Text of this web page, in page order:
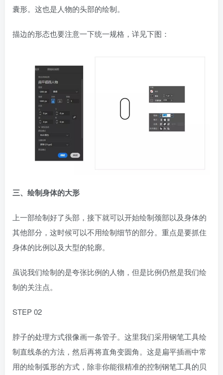
囊形。这也是人物的头部的绘制。
描边的形态也要注意一下统一规格，详见下图：
三、绘制身体的大形
上一部绘制好了头部，接下就可以开始绘制颈部以及身体的
其他部分，这时候可以不用绘制细节的部分。重点是要抓住
身体的比例以及大型的轮廓。
虽说我们绘制的是夸张比例的人物，但是比例仍然是我们绘
制的关注点。
STEP 02
脖子的处理方式很像画一条管子。这里我们采用钢笔工具绘
制直线条的方法，然后再将直角变圆角。这是扁平插画中常
用的绘制弧形的方式，除非你能很精准的控制钢笔工具的贝